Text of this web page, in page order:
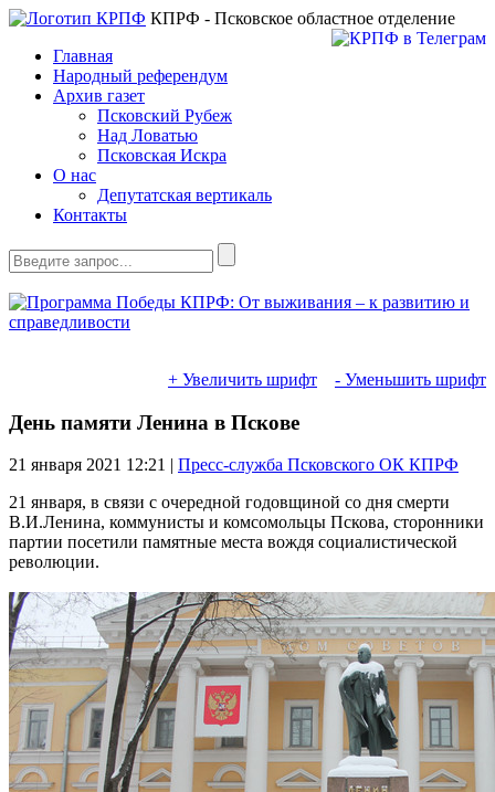
КПРФ - Псковское областное отделение
Главная
Народный референдум
Архив газет
Псковский Рубеж
Над Ловатью
Псковская Искра
О нас
Депутатская вертикаль
Контакты
+ Увеличить шрифт - Уменьшить шрифт
День памяти Ленина в Пскове
21 января 2021 12:21 | Пресс-служба Псковского ОК КПРФ
21 января, в связи с очередной годовщиной со дня смерти
В.И.Ленина, коммунисты и комсомольцы Пскова, сторонники
партии посетили памятные места вождя социалистической
революции.